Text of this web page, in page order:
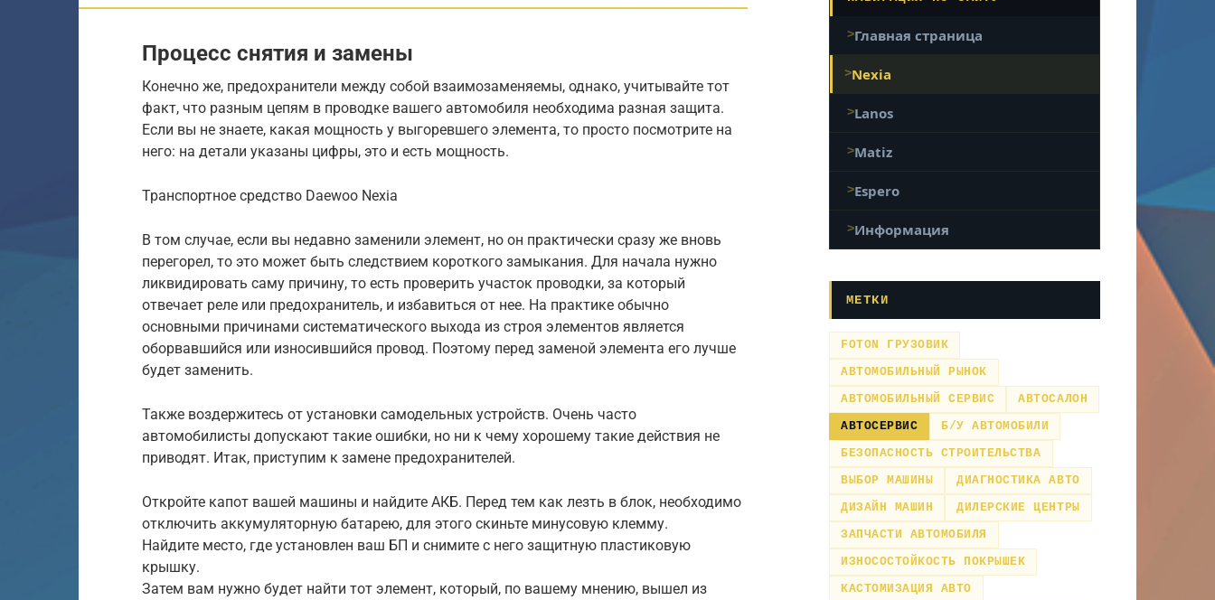
Процесс снятия и замены
Конечно же, предохранители между собой взаимозаменяемы, однако, учитывайте тот
факт, что разным цепям в проводке вашего автомобиля необходима разная защита.
Если вы не знаете, какая мощность у выгоревшего элемента, то просто посмотрите на
него: на детали указаны цифры, это и есть мощность.
Транспортное средство Daewoo Nexia
В том случае, если вы недавно заменили элемент, но он практически сразу же вновь
перегорел, то это может быть следствием короткого замыкания. Для начала нужно
ликвидировать саму причину, то есть проверить участок проводки, за который
отвечает реле или предохранитель, и избавиться от нее. На практике обычно
основными причинами систематического выхода из строя элементов является
оборвавшийся или износившийся провод. Поэтому перед заменой элемента его лучше
будет заменить.
Также воздержитесь от установки самодельных устройств. Очень часто
автомобилисты допускают такие ошибки, но ни к чему хорошему такие действия не
приводят. Итак, приступим к замене предохранителей.
Откройте капот вашей машины и найдите АКБ. Перед тем как лезть в блок, необходимо
отключить аккумуляторную батарею, для этого скиньте минусовую клемму.
Найдите место, где установлен ваш БП и снимите с него защитную пластиковую
крышку.
Затем вам нужно будет найти тот элемент, который, по вашему мнению, вышел из
Главная страница
Nexia
Lanos
Matiz
Espero
Информация
МЕТКИ
FOTON ГРУЗОВИК
АВТОМОБИЛЬНЫЙ РЫНОК
АВТОМОБИЛЬНЫЙ СЕРВИС
АВТОСАЛОН
АВТОСЕРВИС
Б/У АВТОМОБИЛИ
БЕЗОПАСНОСТЬ СТРОИТЕЛЬСТВА
ВЫБОР МАШИНЫ
ДИАГНОСТИКА АВТО
ДИЗАЙН МАШИН
ДИЛЕРСКИЕ ЦЕНТРЫ
ЗАПЧАСТИ АВТОМОБИЛЯ
ИЗНОСОСТОЙКОСТЬ ПОКРЫШЕК
КАСТОМИЗАЦИЯ АВТО